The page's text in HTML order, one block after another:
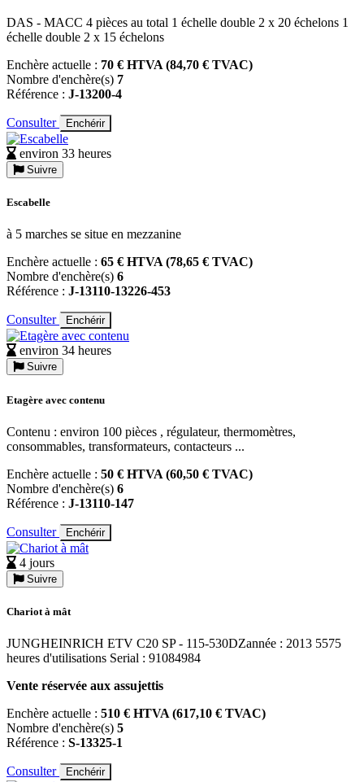
DAS - MACC 4 pièces au total 1 échelle double 2 x 20 échelons 1
échelle double 2 x 15 échelons
Enchère actuelle : 70 € HTVA (84,70 € TVAC)
Nombre d'enchère(s) 7
Référence : J-13200-4
Consulter Enchérir
environ 33 heures
Suivre
Escabelle
à 5 marches se situe en mezzanine
Enchère actuelle : 65 € HTVA (78,65 € TVAC)
Nombre d'enchère(s) 6
Référence : J-13110-13226-453
Consulter Enchérir
environ 34 heures
Suivre
Etagère avec contenu
Contenu : environ 100 pièces , régulateur, thermomètres,
consommables, transformateurs, contacteurs ...
Enchère actuelle : 50 € HTVA (60,50 € TVAC)
Nombre d'enchère(s) 6
Référence : J-13110-147
Consulter Enchérir
4 jours
Suivre
Chariot à mât
JUNGHEINRICH ETV C20 SP - 115-530DZannée : 2013 5575
heures d'utilisations Serial : 91084984
Vente réservée aux assujettis
Enchère actuelle : 510 € HTVA (617,10 € TVAC)
Nombre d'enchère(s) 5
Référence : S-13325-1
Consulter Enchérir